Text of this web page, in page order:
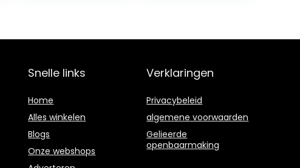
Snelle links
Home
Alles winkelen
Blogs
Onze webshops
Verklaringen
Privacybeleid
algemene voorwaarden
Gelieerde
openbaarmaking